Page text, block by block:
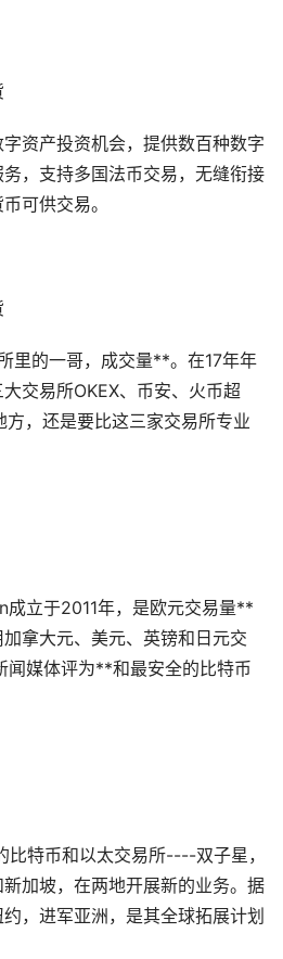
资产投资机会，提供数百种数字
，支持多国法币交易，无缝衔接
可供交易。
里的一哥，成交量**。在17年年
交易所OKEX、币安、火币超
，还是要比这三家交易所专业
成立于2011年，是欧元交易量**
拿大元、美元、英镑和日元交
闻媒体评为**和最安全的比特币
特币和以太交易所----双子星，
加坡，在两地开展新的业务。据
，进军亚洲，是其全球拓展计划